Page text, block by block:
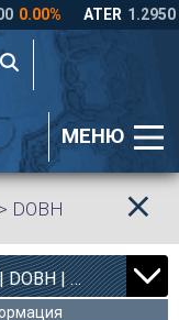
МЕНЮ
DOBH
ЕВРО ИНВЕСТ МЕНИДЖМЪНТ АД | DOBH |8 4363
0.00%